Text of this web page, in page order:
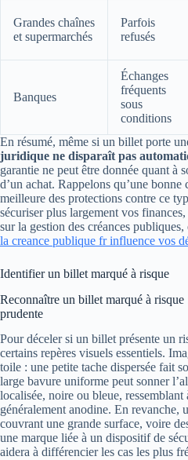
Grandes chaînes
et supermarchés
Parfois
refusés
Banques
Échanges
fréquents
sous
conditions
En résumé, même si un billet porte
juridique ne disparaît pas
garantie ne peut être donnée quant à
d’un achat. Rappelons qu’une
meilleure des protections contre ce
sécuriser plus largement vos
sur la gestion des créances
la creance publique fr influence vos
Identifier un billet marqué à risque
Reconnaître un billet marqué à risque
prudente
Pour déceler si un billet présente un
certains repères visuels essentiels.
toile : une petite tache dispersée fait
large bavure uniforme peut sonner
localisée, noire ou bleue,
généralement anodine. En revanche,
couvrant une grande surface, voire
une marque liée à un dispositif de
aidera à différencier les cas les plus